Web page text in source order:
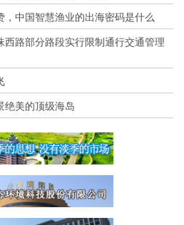
中国智慧渔业的出海密码是什么
路部分路段实行限制通行交通管理
绝美的顶级海岛